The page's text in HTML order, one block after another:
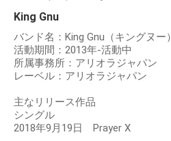
King Gnu
バンド名：King Gnu（キングヌー）
活動期間：2013年-活動中
所属事務所：アリオラジャパン
レーベル：アリオラジャパン
主なリリース作品
シングル
2018年9月19日 Prayer X